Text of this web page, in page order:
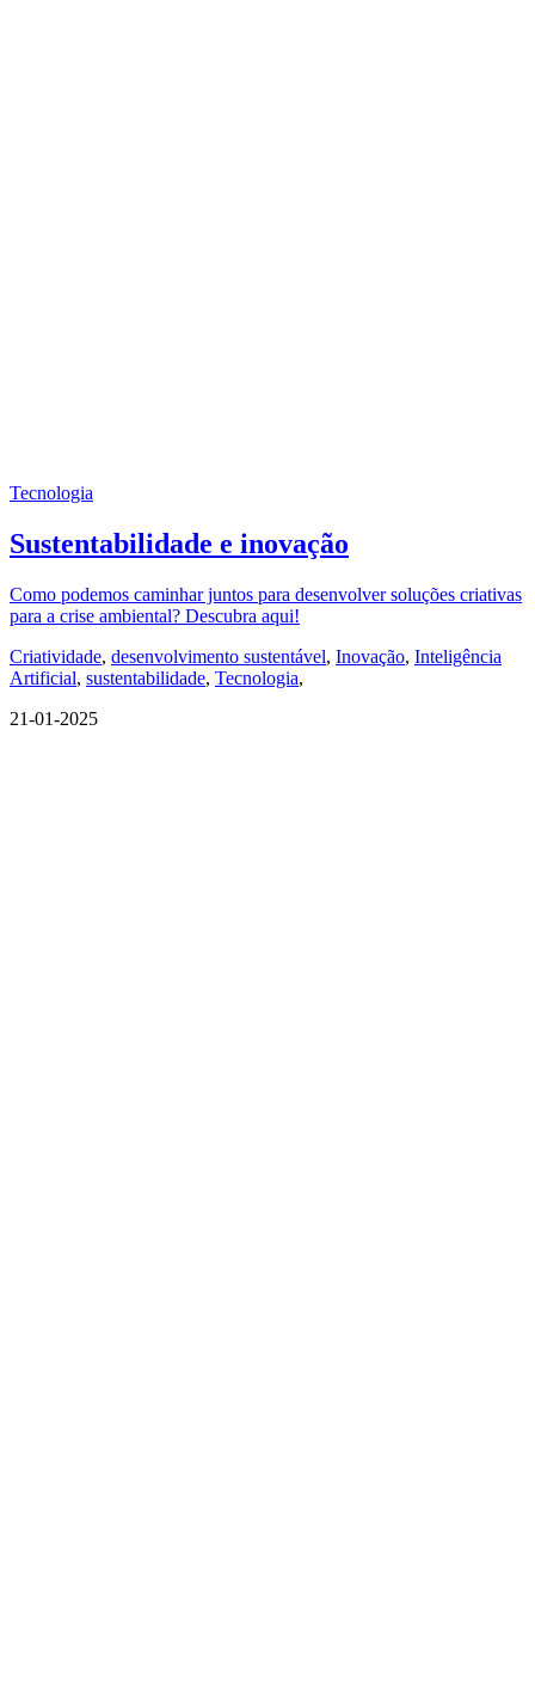
Tecnologia
Sustentabilidade e inovação
Como podemos caminhar juntos para desenvolver soluções criativas
para a crise ambiental? Descubra aqui!
Criatividade, desenvolvimento sustentável, Inovação, Inteligência
Artificial, sustentabilidade, Tecnologia,
21-01-2025